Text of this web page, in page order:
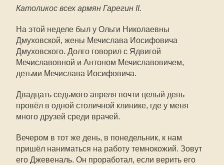
Католикос всех армян Гарегин II.
На этой неделе был у Ольги Николаевны
Дмуховской, жены Мечислава Иосифовича
Дмуховского. Долго говорил с Ядвигой
Мечиславовной и Антоном Мечиславовичем,
детьми Мечислава Иосифовича.
Двадцать седьмого апреля почти целый день
провёл в одной столичной клинике, где у меня
много друзей среди врачей.
Вечером в тот же день, в понедельник, к нам
пришёл наниматься на работу темнокожий. Зовут
его Джевеналь. Он проработал, если верить его